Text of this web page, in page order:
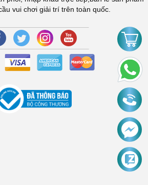
vui chơi giải trí trên toàn quốc.